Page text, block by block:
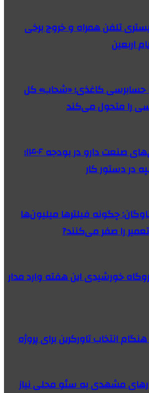
تلفن همراه و خروج برخی
اربعین
حسابرسی کاغذی؛ «شحاب» کل
را متحول می‌کند
تسویه بدهی‌های صنعت دارو در بودجه ۱۴۰۶؛
در دستور کار
چگونه فیلترها میلیون‌ها
را صفر می‌کنند?
خورشیدی این هفته وارد مدار
مشهدی به سئو محلی نیاز